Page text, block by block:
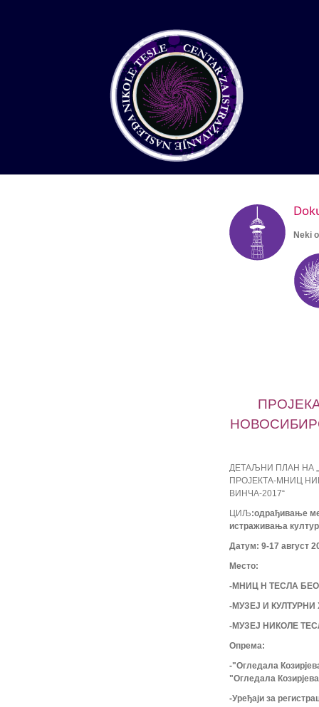
Neki
ДЕТАЉНИ ПЛАН НА
ПРОЈЕКТА-МНИЦ
ВИНЧА-2017“
ЦИЉ:одрађивање
истраживања
Датум: 9-17 август
Место:
-МНИЦ Н ТЕСЛА
-МУЗЕЈ И
-МУЗЕЈ НИКОЛЕ
Опрема:
-"Огледала
"Огледала
-Уређаји за